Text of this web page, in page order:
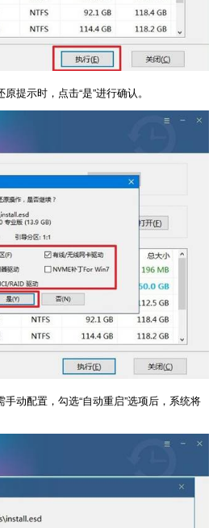
提示时，点击“是”进行确认。
手动配置，勾选“自动重启”选项后，系统将